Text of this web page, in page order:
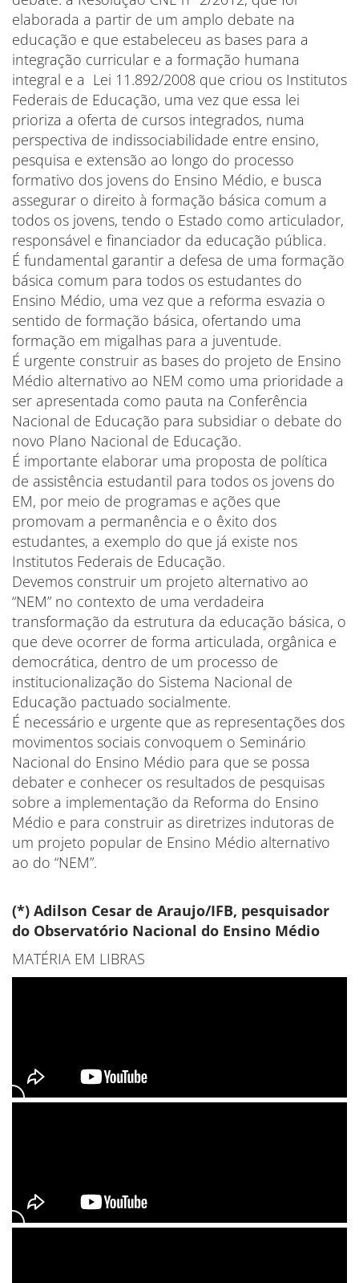
elaborada a partir de um amplo debate na
educação e que estabeleceu as bases para a
integração curricular e a formação humana
integral e a Lei 11.892/2008 que criou os Institutos
Federais de Educação, uma vez que essa lei
prioriza a oferta de cursos integrados, numa
perspectiva de indissociabilidade entre ensino,
pesquisa e extensão ao longo do processo
formativo dos jovens do Ensino Médio, e busca
assegurar o direito à formação básica comum a
todos os jovens, tendo o Estado como articulador,
responsável e financiador da educação pública.
É fundamental garantir a defesa de uma formação
básica comum para todos os estudantes do
Ensino Médio, uma vez que a reforma esvazia o
sentido de formação básica, ofertando uma
formação em migalhas para a juventude.
É urgente construir as bases do projeto de Ensino
Médio alternativo ao NEM como uma prioridade a
ser apresentada como pauta na Conferência
Nacional de Educação para subsidiar o debate do
novo Plano Nacional de Educação.
É importante elaborar uma proposta de política
de assistência estudantil para todos os jovens do
EM, por meio de programas e ações que
promovam a permanência e o êxito dos
estudantes, a exemplo do que já existe nos
Institutos Federais de Educação.
Devemos construir um projeto alternativo ao
“NEM” no contexto de uma verdadeira
transformação da estrutura da educação básica, o
que deve ocorrer de forma articulada, orgânica e
democrática, dentro de um processo de
institucionalização do Sistema Nacional de
Educação pactuado socialmente.
É necessário e urgente que as representações dos
movimentos sociais convoquem o Seminário
Nacional do Ensino Médio para que se possa
debater e conhecer os resultados de pesquisas
sobre a implementação da Reforma do Ensino
Médio e para construir as diretrizes indutoras de
um projeto popular de Ensino Médio alternativo
ao do “NEM”.
(*) Adilson Cesar de Araujo/IFB, pesquisador
do Observatório Nacional do Ensino Médio
MATÉRIA EM LIBRAS